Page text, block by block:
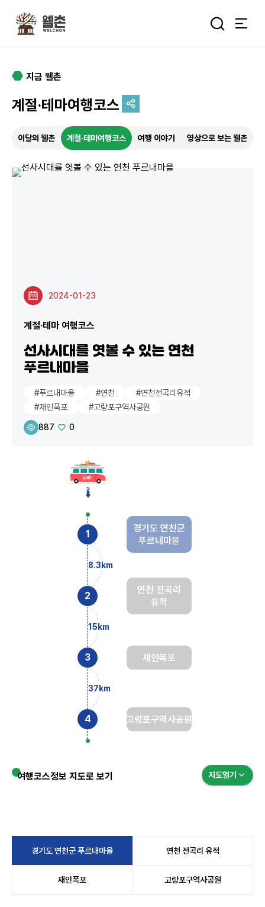
추억을 담는 여정
특별한 순간을 여행 속에서
통합검색
지금 웰촌
계절·테마여행코스
이달의 웰촌 계절·테마여행코스 여행 이야기 영상으로 보는 웰촌
2024-01-23
계절·테마 여행코스
선사시대를 엿볼 수 있는 연천
푸르내마을
#푸르내마을 #연천
#연천전곡리유적
#재인폭포
#고랑포구역사공원
887 0
경기도 연천군
푸르내마을
8.3km
연천 전곡리
유적
15km
재인폭포
37km
고랑포구역사공원
여행코스정보 지도로 보기 지도열기
경기도 연천군 푸르내마을 연천 전곡리 유적
재인폭포 고랑포구역사공원